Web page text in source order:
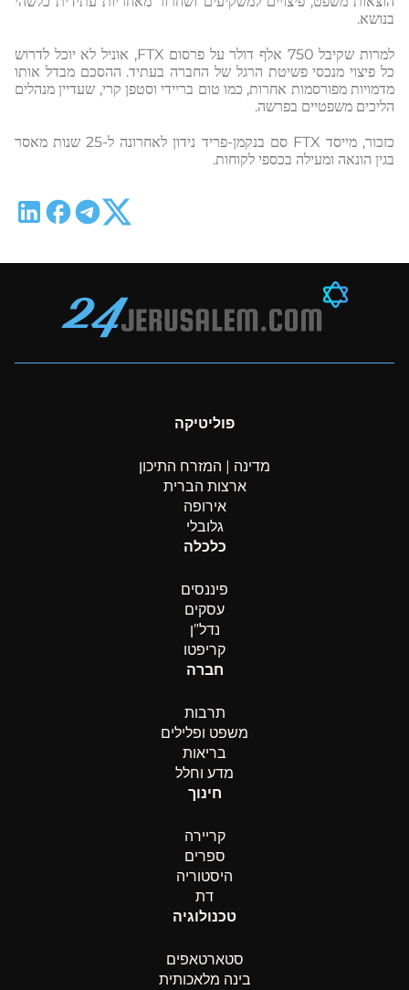
בנושא.
למרות שקיבל 750 אלף דולר על פרסום FTX, אוניל לא יוכל לדרוש
כל פיצוי מנכסי פשיטת הרגל של החברה בעתיד. ההסכם מבדל אותו
מדמויות מפורסמות אחרות, כמו טום בריידי וסטפן קרי, שעדיין מנהלים
הליכים משפטיים בפרשה.
כזכור, מייסד FTX סם בנקמן-פריד נידון לאחרונה ל-25 שנות מאסר
בגין הונאה ומעילה בכספי לקוחות.
פוליטיקה
מדינה | המזרח התיכון
ארצות הברית
אירופה
גלובלי
כלכלה
פיננסים
עסקים
נדל”ן
קריפטו
חברה
תרבות
משפט ופלילים
בריאות
מדע וחלל
חינוך
קריירה
ספרים
היסטוריה
דת
טכנולוגיה
סטארטאפים
בינה מלאכותית